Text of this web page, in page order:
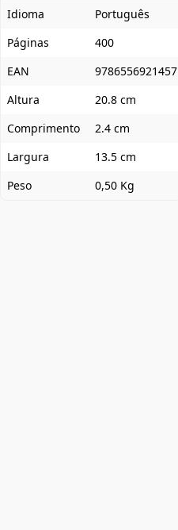
Idioma
Português
Páginas
400
EAN
9786556921457
Altura
20.8 cm
Comprimento
2.4 cm
Largura
13.5 cm
Peso
0,50 Kg